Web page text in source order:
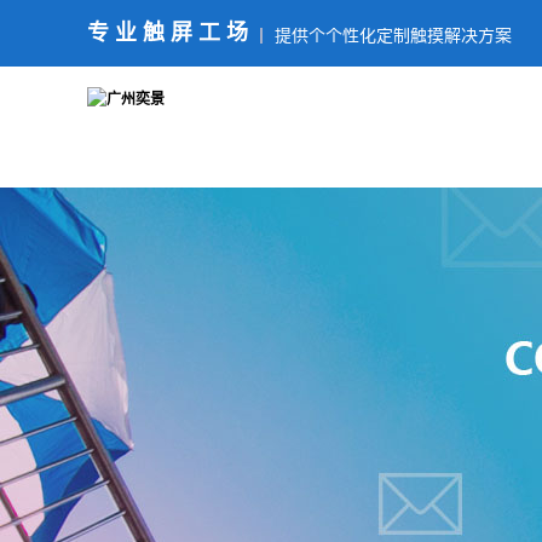
专业触屏工场 提供个个性化定制触摸解决方案